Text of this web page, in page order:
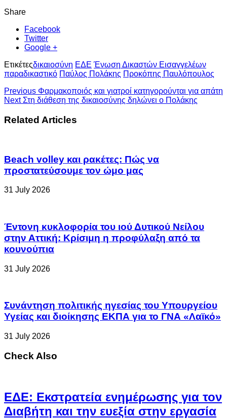
Share
Facebook
Twitter
Google +
Ετικέτεςδικαιοσύνη ΕΔΕ Ένωση Δικαστών Εισαγγελέων
παραδικαστικό Παύλος Πολάκης Προκόπης Παυλόπουλος
Previous Φαρμακοποιός και γιατροί κατηγορούνται για απάτη
NextΣτη διάθεση της δικαιοσύνης δηλώνει ο Πολάκης
Related Articles
Beach volley και ρακέτες: Πώς να
προστατεύσουμε τον ώμο μας
31 July 2026
Έντονη κυκλοφορία του ιού Δυτικού Νείλου
στην Αττική: Κρίσιμη η προφύλαξη από τα
κουνούπια
31 July 2026
Συνάντηση πολιτικής ηγεσίας του Υπουργείου
Υγείας και διοίκησης ΕΚΠΑ για το ΓΝΑ «Λαϊκό»
31 July 2026
Check Also
ΕΔΕ: Εκστρατεία ενημέρωσης για τον
Διαβήτη και την ευεξία στην εργασία